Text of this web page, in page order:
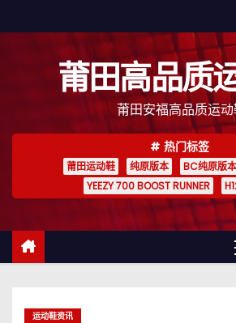
至
莆田高品质
莆田安福高品质运
热门标签
莆田运动鞋 纯原版本 BC纯原版本
YEEZY 700 BOOST RUNNER
运动鞋资讯